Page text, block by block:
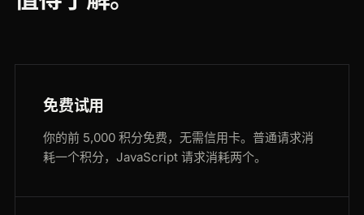
免费试用
你的前 5,000 积分免费，无需信用卡。普通请求消
耗一个积分，JavaScript 请求消耗两个。